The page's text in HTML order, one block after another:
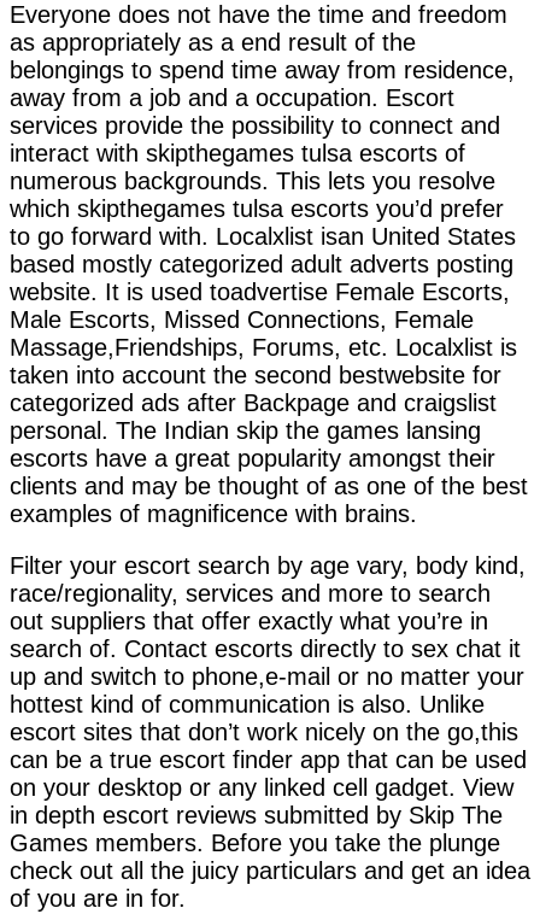
Everyone does not have the time and freedom
as appropriately as a end result of the
belongings to spend time away from residence,
away from a job and a occupation. Escort
services provide the possibility to connect and
interact with skipthegames tulsa escorts of
numerous backgrounds. This lets you resolve
which skipthegames tulsa escorts you’d prefer
to go forward with. Localxlist isan United States
based mostly categorized adult adverts posting
website. It is used toadvertise Female Escorts,
Male Escorts, Missed Connections, Female
Massage,Friendships, Forums, etc. Localxlist is
taken into account the second bestwebsite for
categorized ads after Backpage and craigslist
personal. The Indian skip the games lansing
escorts have a great popularity amongst their
clients and may be thought of as one of the best
examples of magnificence with brains.
Filter your escort search by age vary, body kind,
race/regionality, services and more to search
out suppliers that offer exactly what you’re in
search of. Contact escorts directly to sex chat it
up and switch to phone,e-mail or no matter your
hottest kind of communication is also. Unlike
escort sites that don’t work nicely on the go,this
can be a true escort finder app that can be used
on your desktop or any linked cell gadget. View
in depth escort reviews submitted by Skip The
Games members. Before you take the plunge
check out all the juicy particulars and get an idea
of you are in for.